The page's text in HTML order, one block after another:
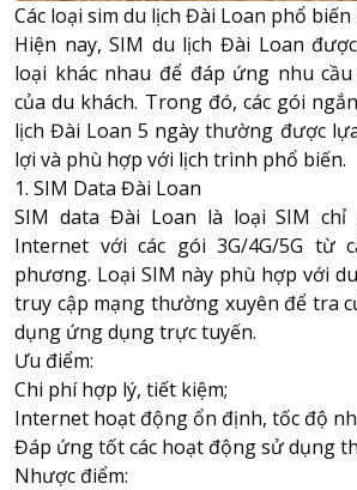
Các loại sim du lịch Đài Loan phổ
Hiện nay,SIM du lịch Đài Loan
loại khác nhau để đáp ứng nhu
của du khách. Trong đó, các gói
lịch Đài Loan 5 ngày thường được
lợi và phù hợp với lịch trình phổ biến.
1. SIM Data Đài Loan
SIM data Đài Loan là loại SIM chỉ
Internet với các gói 3G/4G/5G từ
phương. Loại SIM này phù hợp với
truy cập mạng thường xuyên để tra
dụng ứng dụng trực tuyến.
Ưu điểm:
Chi phí hợp lý, tiết kiệm;
Internet hoạt động ổn định, tốc độ
Đáp ứng tốt các hoạt động sử dụng
Nhược điểm: